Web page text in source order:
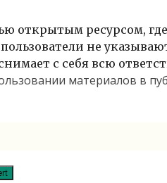
открытым ресурсом,
не
с себя всю
материалов в